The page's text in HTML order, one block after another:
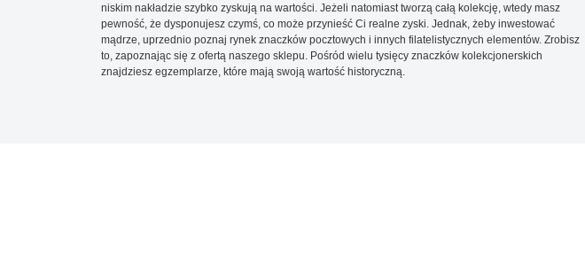
niskim nakładzie szybko zyskują na wartości. Jeżeli natomiast tworzą całą kolekcję, wtedy masz
pewność, że dysponujesz czymś, co może przynieść Ci realne zyski. Jednak, żeby inwestować
mądrze, uprzednio poznaj rynek znaczków pocztowych i innych filatelistycznych elementów. Zrobisz
to, zapoznając się z ofertą naszego sklepu. Pośród wielu tysięcy znaczków kolekcjonerskich
znajdziesz egzemplarze, które mają swoją wartość historyczną.